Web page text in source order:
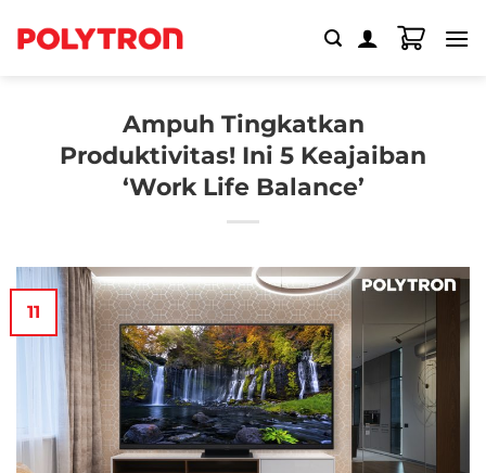
Ampuh Tingkatkan
Produktivitas! Ini 5 Keajaiban
‘Work Life Balance’
11